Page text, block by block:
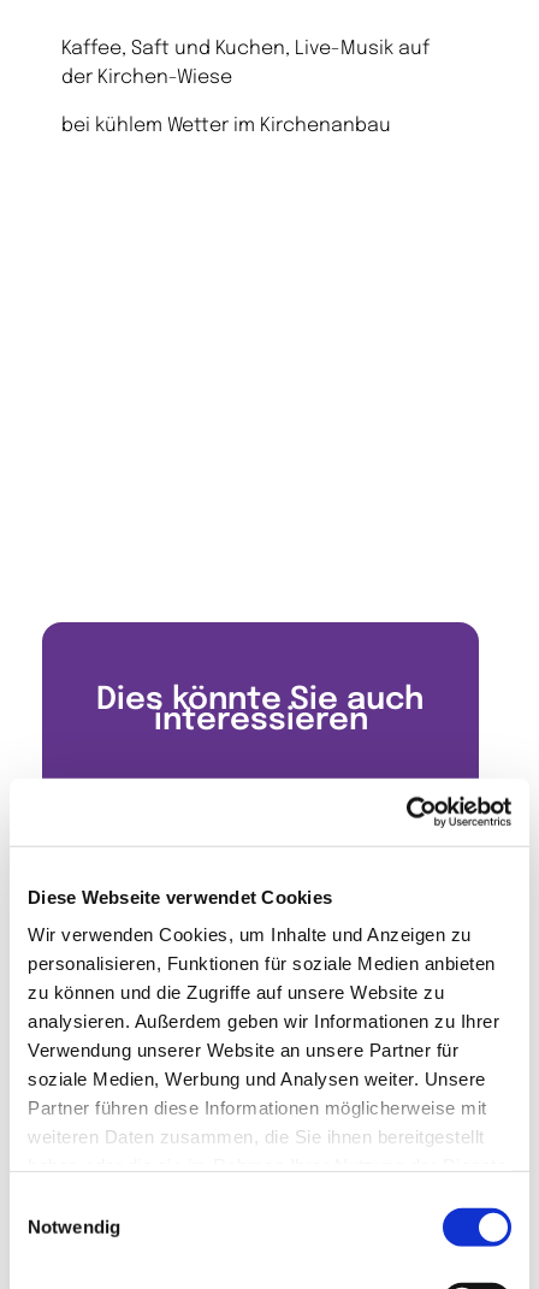
Diese Webseite verwendet Cookies
Wir verwenden Cookies, um Inhalte und Anzeigen zu
personalisieren, Funktionen für soziale Medien anbieten
zu können und die Zugriffe auf unsere Website zu
analysieren. Außerdem geben wir Informationen zu Ihrer
Verwendung unserer Website an unsere Partner für
soziale Medien, Werbung und Analysen weiter. Unsere
Partner führen diese Informationen möglicherweise mit
weiteren Daten zusammen, die Sie ihnen bereitgestellt
Notwendig
Kaffee, Saft und Kuchen, Live-Musik auf
der Kirchen-Wiese
bei kühlem Wetter im Kirchenanbau
Dies könnte Sie auch
interessieren